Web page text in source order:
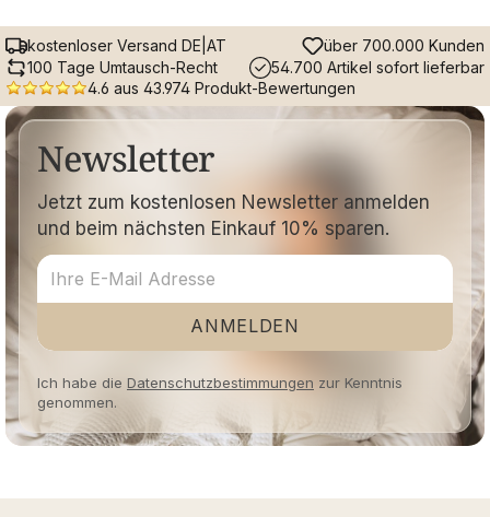
kostenloser Versand DE|AT
über 700.000 Kunden
100 Tage Umtausch-Recht
54.700 Artikel sofort lieferbar
4.6 aus 43.974 Produkt-Bewertungen
Newsletter
Jetzt zum kostenlosen Newsletter anmelden
und beim nächsten Einkauf 10% sparen.
ANMELDEN
Ich habe die Datenschutzbestimmungen zur Kenntnis
genommen.